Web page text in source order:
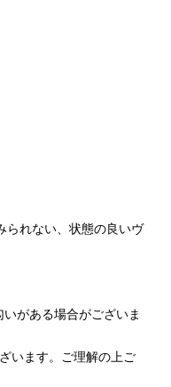
られない、状態の良いヴ
がある場合がございま
います。ご理解の上ご